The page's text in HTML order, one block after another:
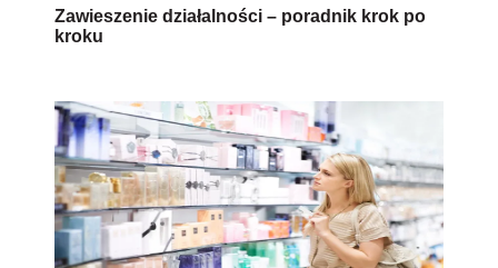
Zawieszenie działalności – poradnik krok po
kroku